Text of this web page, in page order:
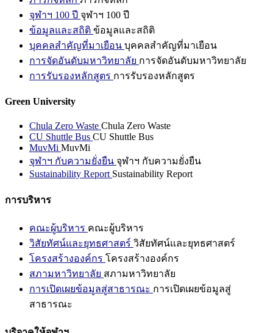
จุฬาฯ 100 ปี จุฬาฯ 100 ปี
ข้อมูลและสถิติ ข้อมูลและสถิติ
บุคคลสำคัญที่มาเยือน บุคคลสำคัญที่มาเยือน
การจัดอันดับมหาวิทยาลัย การจัดอันดับมหาวิทยาลัย
การรับรองหลักสูตร การรับรองหลักสูตร
Green University
Chula Zero Waste Chula Zero Waste
CU Shuttle Bus CU Shuttle Bus
MuvMi MuvMi
จุฬาฯ กับความยั่งยืน จุฬาฯ กับความยั่งยืน
Sustainability Report Sustainability Report
การบริหาร
คณะผู้บริหาร คณะผู้บริหาร
วิสัยทัศน์และยุทธศาสตร์ วิสัยทัศน์และยุทธศาสตร์
โครงสร้างองค์กร โครงสร้างองค์กร
สภามหาวิทยาลัย สภามหาวิทยาลัย
การเปิดเผยข้อมูลสู่สาธารณะ การเปิดเผยข้อมูลสู่
สาธารณะ